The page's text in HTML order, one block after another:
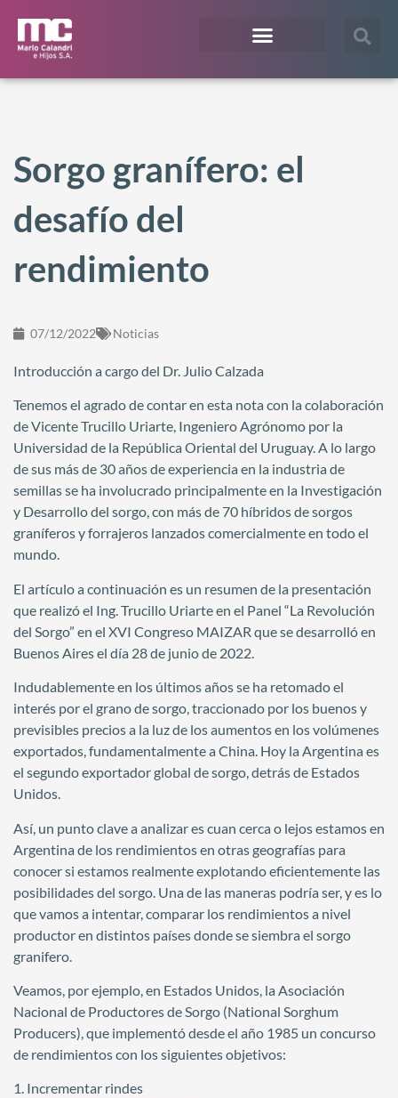
Sorgo granífero: el
desafío del
rendimiento
07/12/2022 Noticias
Introducción a cargo del Dr. Julio Calzada
Tenemos el agrado de contar en esta nota con la colaboración
de Vicente Trucillo Uriarte, Ingeniero Agrónomo por la
Universidad de la República Oriental del Uruguay. A lo largo
de sus más de 30 años de experiencia en la industria de
semillas se ha involucrado principalmente en la Investigación
y Desarrollo del sorgo, con más de 70 híbridos de sorgos
graníferos y forrajeros lanzados comercialmente en todo el
mundo.
El artículo a continuación es un resumen de la presentación
que realizó el Ing. Trucillo Uriarte en el Panel “La Revolución
del Sorgo” en el XVI Congreso MAIZAR que se desarrolló en
Buenos Aires el día 28 de junio de 2022.
Indudablemente en los últimos años se ha retomado el
interés por el grano de sorgo, traccionado por los buenos y
previsibles precios a la luz de los aumentos en los volúmenes
exportados, fundamentalmente a China. Hoy la Argentina es
el segundo exportador global de sorgo, detrás de Estados
Unidos.
Así, un punto clave a analizar es cuan cerca o lejos estamos en
Argentina de los rendimientos en otras geografías para
conocer si estamos realmente explotando eficientemente las
posibilidades del sorgo. Una de las maneras podría ser, y es lo
que vamos a intentar, comparar los rendimientos a nivel
productor en distintos países donde se siembra el sorgo
granifero.
Veamos, por ejemplo, en Estados Unidos, la Asociación
Nacional de Productores de Sorgo (National Sorghum
Producers), que implementó desde el año 1985 un concurso
de rendimientos con los siguientes objetivos:
1. Incrementar rindes